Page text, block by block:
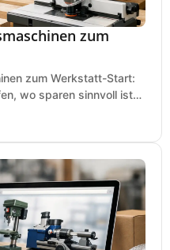
zum
zum Werkstatt-Start:
wo sparen sinnvoll ist